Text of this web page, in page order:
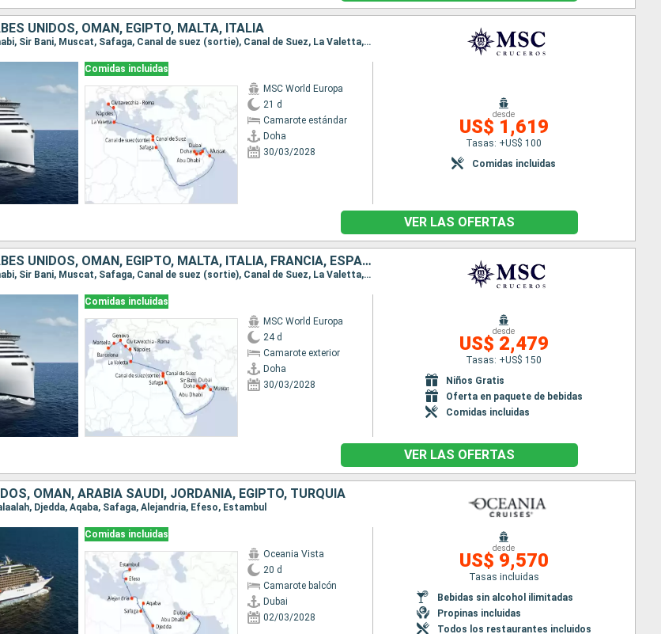
UNIDOS, OMAN, EGIPTO, MALTA, ITALIA
Itinerario : Doha, Dubai, Abu Dhabi, Sir Bani, Muscat, Safaga, Canal de suez (sortie), Canal de Suez, La Valetta, Nápoles, Civitavecchia - Roma
Comidas incluidas
MSC World Europa
21 d
Camarote estándar
Doha
30/03/2028
desde
US$ 1,619
Tasas: +US$ 100
Comidas incluidas
VER LAS OFERTAS
QATAR, EMIRATOS ÁRABES UNIDOS, OMAN, EGIPTO, MALTA, ITALIA, FRANCIA, ESPAÑA
Itinerario : Doha, Dubai, Abu Dhabi, Sir Bani, Muscat, Safaga, Canal de suez (sortie), Canal de Suez, La Valetta, Nápoles, Civitavecchia - Roma, Genova, Marsella, Barcelona
Comidas incluidas
MSC World Europa
24 d
Camarote exterior
Doha
30/03/2028
desde
US$ 2,479
Tasas: +US$ 150
Niños Gratis
Oferta en paquete de bebidas
Comidas incluidas
VER LAS OFERTAS
OMAN, ARABIA SAUDÍ, JORDANIA, EGIPTO, TURQUÍA
Djedda, Aqaba, Safaga, Alejandria, Efeso, Estambul
Comidas incluidas
Oceania Vista
20 d
Camarote balcón
Dubai
02/03/2028
desde
US$ 9,570
Tasas incluidas
Bebidas sin alcohol ilimitadas
Propinas incluidas
Todos los restaurantes incluidos